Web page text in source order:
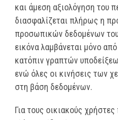
και άμεση αξιολόγηση του
διασφαλίζεται πλήρως η
προσωπικών δεδομένων του
εικόνα λαμβάνεται μόνο
κατόπιν γραπτών
ενώ όλες οι κινήσεις των
στη βάση δεδομένων.
Για τους οικιακούς